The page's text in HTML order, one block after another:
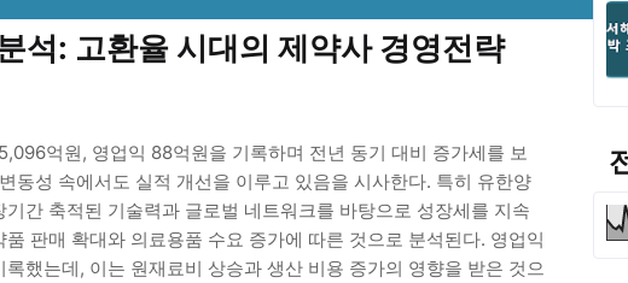
석: 고환율 시대의 제약사 경영전략
억원, 영업익 88억원을 기록하며 전년 동기 대비 증가세를 보
동성 속에서도 실적 개선을 이루고 있음을 시사한다. 특히 유한양
간 축적된 기술력과 글로벌 네트워크를 바탕으로 성장세를 지속
판매 확대와 의료용품 수요 증가에 따른 것으로 분석된다. 영업익
했는데, 이는 원재료비 상승과 생산 비용 증가의 영향을 받은 것으